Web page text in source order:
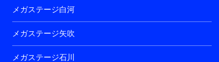
メガステージ白河
メガステージ矢吹
メガステージ石川